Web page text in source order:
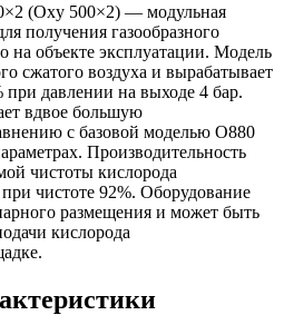
(Oxy 500×2) — модульная
получения газообразного
на объекте эксплуатации. Модель
сжатого воздуха и вырабатывает
при давлении на выходе 4 бар.
вдвое большую
с базовой моделью O880
Производительность
чистоты кислорода
чистоте 92%. Оборудование
размещения и может быть
кислорода